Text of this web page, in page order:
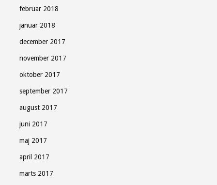
februar 2018
januar 2018
december 2017
november 2017
oktober 2017
september 2017
august 2017
juni 2017
maj 2017
april 2017
marts 2017